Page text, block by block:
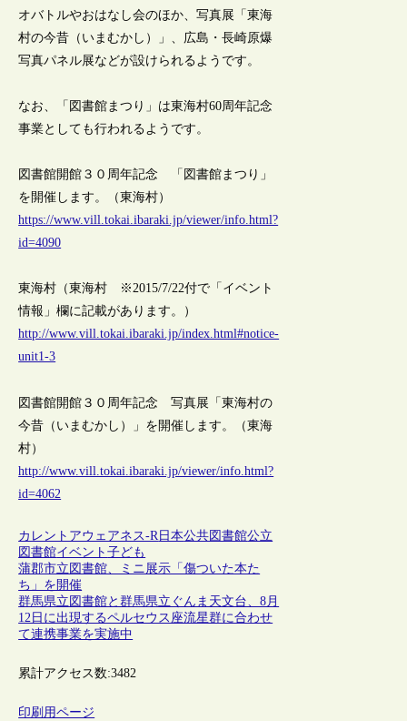
オバトルやおはなし会のほか、写真展「東海
村の今昔（いまむかし）」、広島・長崎原爆
写真パネル展などが設けられるようです。
なお、「図書館まつり」は東海村60周年記念
事業としても行われるようです。
図書館開館３０周年記念 「図書館まつり」
を開催します。（東海村）
https://www.vill.tokai.ibaraki.jp/viewer/info.html?
id=4090
東海村（東海村 ※2015/7/22付で「イベント
情報」欄に記載があります。）
http://www.vill.tokai.ibaraki.jp/index.html#notice-
unit1-3
図書館開館３０周年記念 写真展「東海村の
今昔（いまむかし）」を開催します。（東海
村）
http://www.vill.tokai.ibaraki.jp/viewer/info.html?
id=4062
カレントアウェアネス-R 日本公共図書館公立
図書館イベント子ども
蒲郡市立図書館、ミニ展示「傷ついた本た
ち」を開催
群馬県立図書館と群馬県立ぐんま天文台、8月
12日に出現するペルセウス座流星群に合わせ
て連携事業を実施中
累計アクセス数:3482
印刷用ページ